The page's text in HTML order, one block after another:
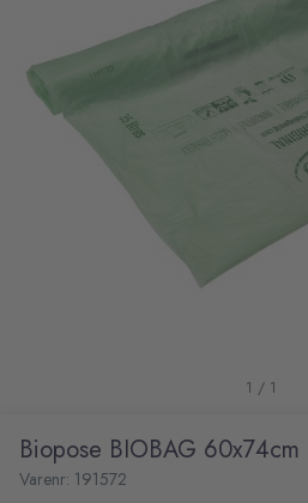
1 / 1
Biopose BIOBAG 60x74cm
Varenr: 191572